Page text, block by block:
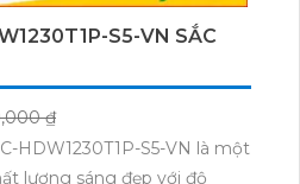
detection, giúp tiết kiệm
H.265/H.264+/H.264 là
được trang bị đặc biệt